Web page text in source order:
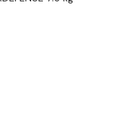
7.5 kg